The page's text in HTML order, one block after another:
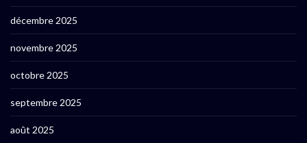
décembre 2025
novembre 2025
octobre 2025
septembre 2025
août 2025